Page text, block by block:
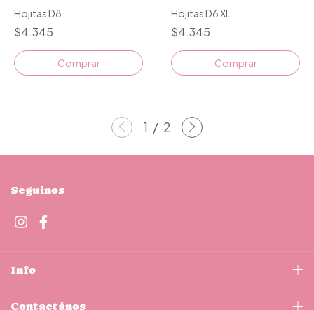
Hojitas D8
$4.345
Comprar
Hojitas D6 XL
$4.345
Comprar
1 / 2
Seguinos
Info
Contactános